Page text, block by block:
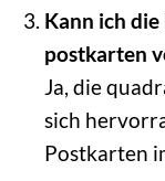
Kann ich
postkarten
Ja, die
sich
Postkarten